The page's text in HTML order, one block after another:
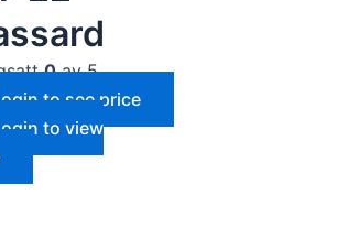
0av 5
to see price
to view